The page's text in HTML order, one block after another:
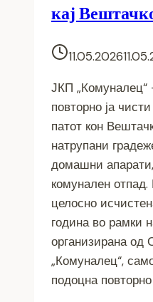
кај
11.05.2026
ЈКП
повторно ја
патот кон
натрупани
домашни
комунален
целосно
година во рамки
организирана
„Комуналец“,
подоцна